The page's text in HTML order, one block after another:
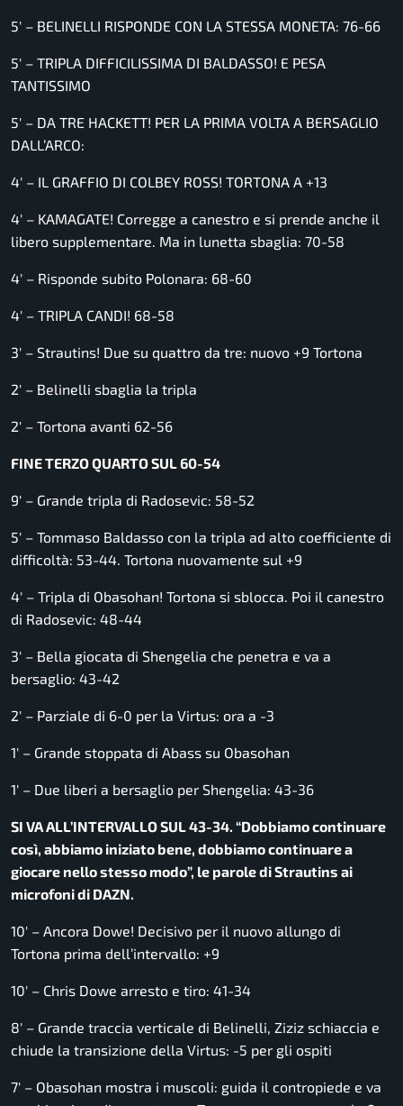
5′ – BELINELLI RISPONDE CON LA STESSA MONETA: 76-66
5′ – TRIPLA DIFFICILISSIMA DI BALDASSO! E PESA
TANTISSIMO
5′ – DA TRE HACKETT! PER LA PRIMA VOLTA A BERSAGLIO
DALL’ARCO:
4′ – IL GRAFFIO DI COLBEY ROSS! TORTONA A +13
4′ – KAMAGATE! Corregge a canestro e si prende anche il
libero supplementare. Ma in lunetta sbaglia: 70-58
4′ – Risponde subito Polonara: 68-60
4′ – TRIPLA CANDI! 68-58
3′ – Strautins! Due su quattro da tre: nuovo +9 Tortona
2′ – Belinelli sbaglia la tripla
2′ – Tortona avanti 62-56
FINE TERZO QUARTO SUL 60-54
9′ – Grande tripla di Radosevic: 58-52
5′ – Tommaso Baldasso con la tripla ad alto coefficiente di
difficoltà: 53-44. Tortona nuovamente sul +9
4′ – Tripla di Obasohan! Tortona si sblocca. Poi il canestro
di Radosevic: 48-44
3′ – Bella giocata di Shengelia che penetra e va a
bersaglio: 43-42
2′ – Parziale di 6-0 per la Virtus: ora a -3
1′ – Grande stoppata di Abass su Obasohan
1′ – Due liberi a bersaglio per Shengelia: 43-36
SI VA ALL’INTERVALLO SUL 43-34. “Dobbiamo continuare
così, abbiamo iniziato bene, dobbiamo continuare a
giocare nello stesso modo”, le parole di Strautins ai
microfoni di DAZN.
10′ – Ancora Dowe! Decisivo per il nuovo allungo di
Tortona prima dell’intervallo: +9
10′ – Chris Dowe arresto e tiro: 41-34
8′ – Grande traccia verticale di Belinelli, Ziziz schiaccia e
chiude la transizione della Virtus: -5 per gli ospiti
7′ – Obasohan mostra i muscoli: guida il contropiede e va